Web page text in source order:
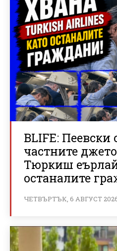
BLIFE: Пеевски
частните
Тюркиш
останалите
ЧЕТВЪРТЪК, 6 АВГУСТ